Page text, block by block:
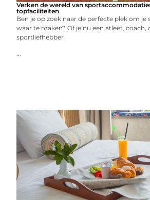
Verken de wereld van
topfaciliteiten
Ben je op zoek naar de perfecte plek om
waar te maken? Of je nu een atleet, coach,
sportliefhebber
...